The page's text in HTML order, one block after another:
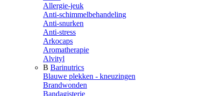
Allergie-jeuk
Anti-schimmelbehandeling
Anti-snurken
Anti-stress
Arkocaps
Aromatherapie
Alvityl
B Barinutrics
Blauwe plekken - kneuzingen
Brandwonden
Bandagisterie